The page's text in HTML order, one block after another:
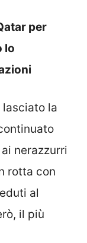
per
lo
lasciato la
nerazzurri
rotta con
al
il più